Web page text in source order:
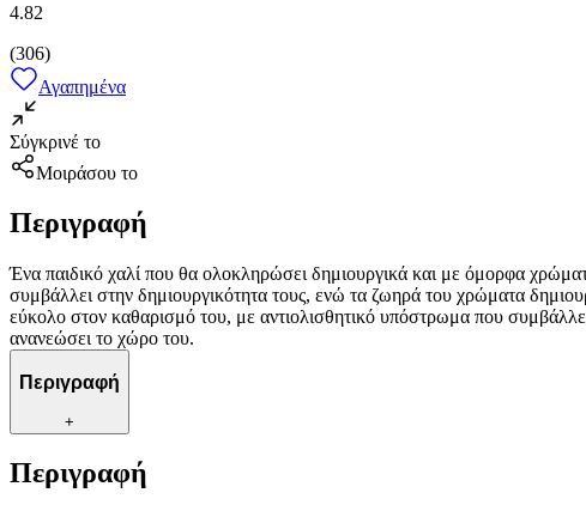
4.82
(306)
Αγαπημένα
Σύγκρινέ το
Μοιράσου το
Περιγραφή
Ένα παιδικό χαλί που θα ολοκληρώσει δημιουργικά και με όμορφα
συμβάλλει στην δημιουργικότητα τους, ενώ τα ζωηρά του χρώματα
εύκολο στον καθαρισμό του, με αντιολισθητικό υπόστρωμα που
ανανεώσει το χώρο του.
Περιγραφή
+
Περιγραφή